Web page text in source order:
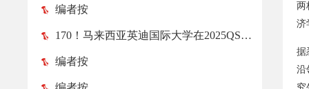
编者按
170！马来西亚英迪国际大学在2025QS亚洲大学排名榜中跃升52位！
编者按
两
济
据
沿